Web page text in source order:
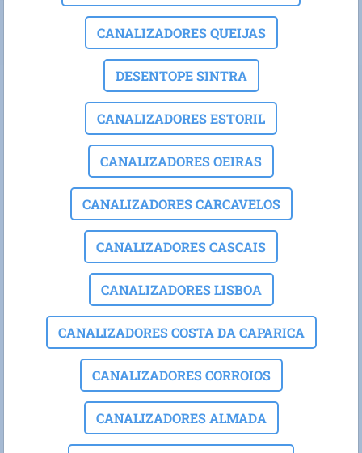
CANALIZADORES QUEIJAS
DESENTOPE SINTRA
CANALIZADORES ESTORIL
CANALIZADORES OEIRAS
CANALIZADORES CARCAVELOS
CANALIZADORES CASCAIS
CANALIZADORES LISBOA
CANALIZADORES COSTA DA CAPARICA
CANALIZADORES CORROIOS
CANALIZADORES ALMADA